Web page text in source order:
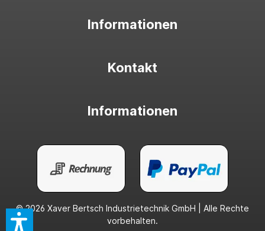
Informationen
Kontakt
Informationen
© 2026 Xaver Bertsch Industrietechnik GmbH | Alle Rechte
vorbehalten.